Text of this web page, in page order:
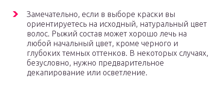
Замечательно, если в выборе краски вы
ориентируетесь на исходный, натуральный цвет
волос. Рыжий состав может хорошо лечь на
любой начальный цвет, кроме черного и
глубоких темных оттенков. В некоторых случаях,
безусловно, нужно предварительное
декапирование или осветление.